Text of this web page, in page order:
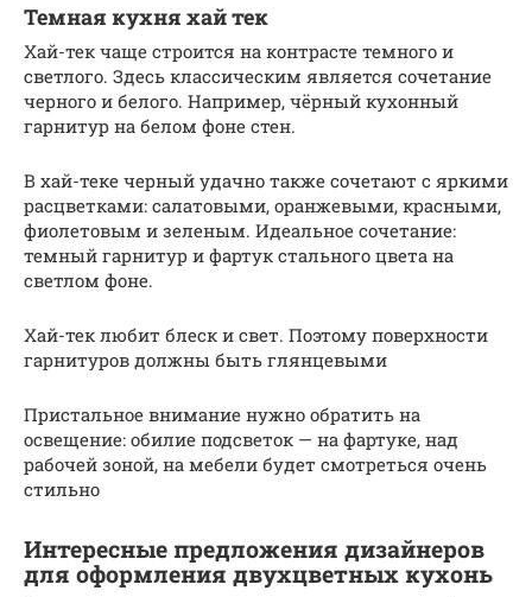
Темная кухня хай тек
Хай-тек чаще строится на контрасте темного и
светлого. Здесь классическим является сочетание
черного и белого. Например, чёрный кухонный
гарнитур на белом фоне стен.
В хай-теке черный удачно также сочетают с яркими
расцветками: салатовыми, оранжевыми, красными,
фиолетовым и зеленым. Идеальное сочетание:
темный гарнитур и фартук стального цвета на
светлом фоне.
Хай-тек любит блеск и свет. Поэтому поверхности
гарнитуров должны быть глянцевыми
Пристальное внимание нужно обратить на
освещение: обилие подсветок — на фартуке, над
рабочей зоной, на мебели будет смотреться очень
стильно
Интересные предложения дизайнеров
для оформления двухцветных кухонь